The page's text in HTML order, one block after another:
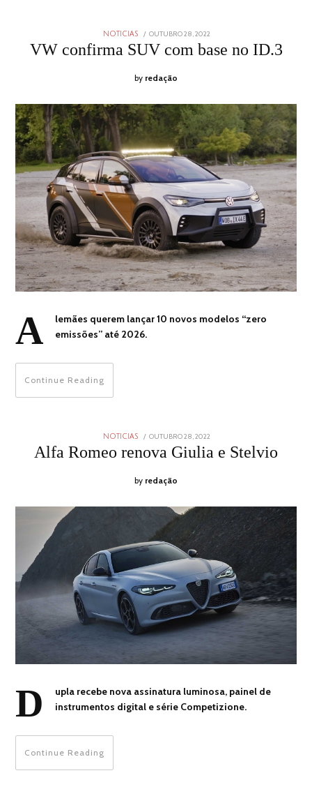
NOTICIAS
POSTED
ON
OUTUBRO 28, 2022
2022
VW confirma SUV com base no ID.3
by redação
A
lemães querem lançar 10 novos modelos “zero
emissões” até 2026.
Continue Reading
NOTICIAS
POSTED
OUTUBRO 28, 2022
2022
Alfa Romeo renova Giulia e Stelvio
by redação
D
upla recebe nova assinatura luminosa, painel de
instrumentos digital e série Competizione.
Continue Reading